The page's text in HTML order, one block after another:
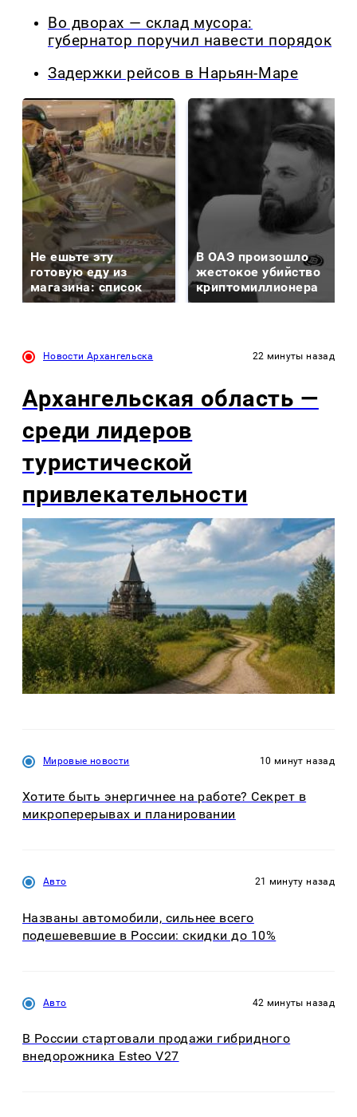
Во дворах — склад мусора:
губернатор поручил навести порядок
Задержки рейсов в Нарьян-Маре
Не ешьте эту
готовую еду из
магазина: список
В ОАЭ произошло
жестокое убийство
криптомиллионера
Новости Архангельска 22 минуты назад
Архангельская область —
среди лидеров
туристической
привлекательности
Мировые новости 10 минут назад
Хотите быть энергичнее на работе? Секрет в
микроперерывах и планировании
Авто 21 минуту назад
Названы автомобили, сильнее всего
подешевевшие в России: скидки до 10%
Авто 42 минуты назад
В России стартовали продажи гибридного
внедорожника Esteo V27